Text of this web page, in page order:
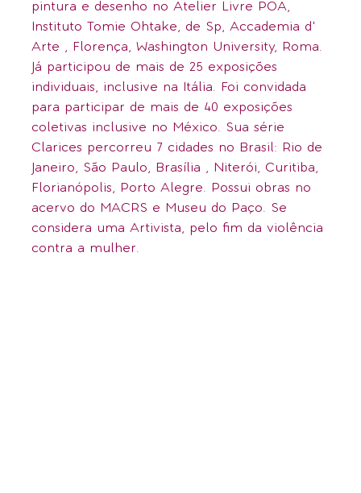
pintura e desenho no Atelier Livre POA,
Instituto Tomie Ohtake, de Sp, Accademia d'
Arte , Florença, Washington University, Roma.
Já participou de mais de 25 exposições
individuais, inclusive na Itália. Foi convidada
para participar de mais de 40 exposições
coletivas inclusive no México. Sua série
Clarices percorreu 7 cidades no Brasil: Rio de
Janeiro, São Paulo, Brasília , Niterói, Curitiba,
Florianópolis, Porto Alegre. Possui obras no
acervo do MACRS e Museu do Paço. Se
considera uma Artivista, pelo fim da violência
contra a mulher.